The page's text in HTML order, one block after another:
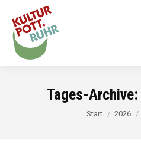
Tages-Archive:
Sie befinden
Start 2026